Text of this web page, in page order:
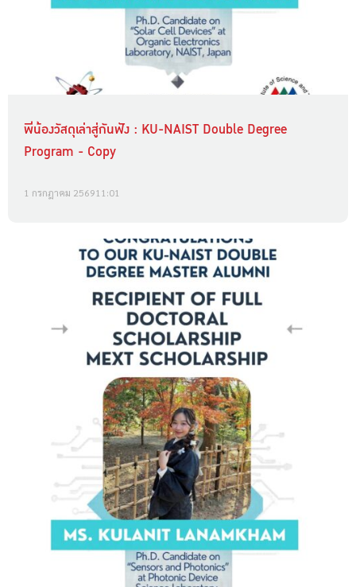
พี่น้องวัสดุเล่าสู่กันฟัง : KU-NAIST Double Degree
Program - Copy
1 กรกฎาคม 256911:01